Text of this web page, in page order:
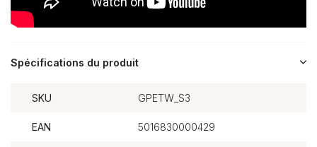
Spécifications du produit
SKU GPETW_S3
EAN 5016830000429